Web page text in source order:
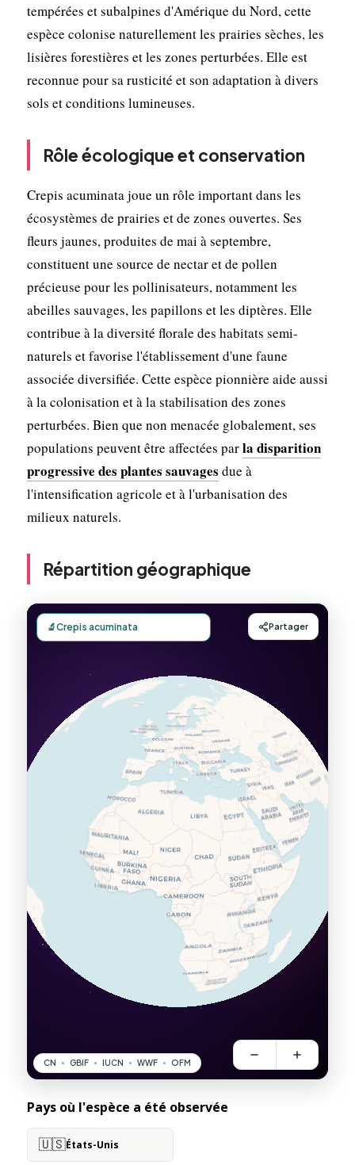
tempérées et subalpines d'Amérique du Nord, cette
espèce colonise naturellement les prairies sèches, les
lisières forestières et les zones perturbées. Elle est
reconnue pour sa rusticité et son adaptation à divers
sols et conditions lumineuses.
Rôle écologique et conservation
Crepis acuminata joue un rôle important dans les
écosystèmes de prairies et de zones ouvertes. Ses
fleurs jaunes, produites de mai à septembre,
constituent une source de nectar et de pollen
précieuse pour les pollinisateurs, notamment les
abeilles sauvages, les papillons et les diptères. Elle
contribue à la diversité florale des habitats semi-
naturels et favorise l'établissement d'une faune
associée diversifiée. Cette espèce pionnière aide aussi
à la colonisation et à la stabilisation des zones
perturbées. Bien que non menacée globalement, ses
populations peuvent être affectées parla disparition
progressive des plantes sauvages due à
l'intensification agricole et à l'urbanisation des
milieux naturels.
Répartition géographique
Pays où l'espèce a été observée
🇺🇸États-Unis